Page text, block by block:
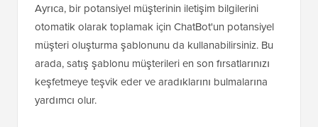
Ayrıca, bir potansiyel müşterinin iletişim bilgilerini
otomatik olarak toplamak için ChatBot'un potansiyel
müşteri oluşturma şablonunu da kullanabilirsiniz. Bu
arada, satış şablonu müşterileri en son fırsatlarınızı
keşfetmeye teşvik eder ve aradıklarını bulmalarına
yardımcı olur.